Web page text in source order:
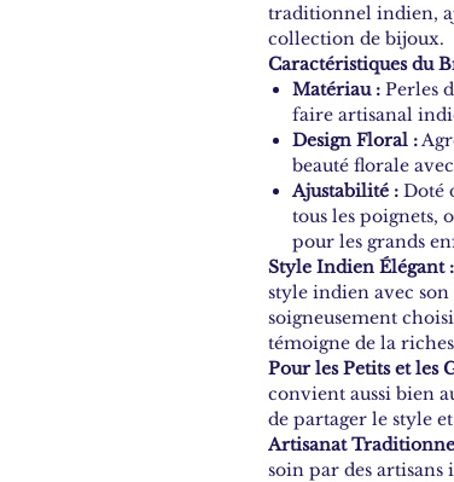
traditionnel indien,
collection de bijoux.
Caractéristiques du
Matériau : Perles
faire artisanal
Design Floral :
beauté florale
Ajustabilité : Doté
tous les poignets,
pour les grands
Style Indien Élégant :
style indien avec son
soigneusement
témoigne de la
Pour les Petits et les
convient aussi bien
de partager le style
Artisanat
soin par des